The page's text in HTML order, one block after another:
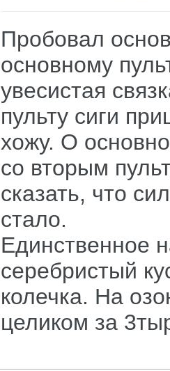
Пробовал
основному
увесистая
пульту сиги
хожу. О
со вторым
сказать, что
стало.
Единственное
серебристый
колечка. На
целиком за